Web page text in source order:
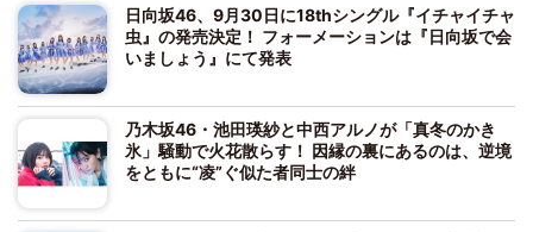
日向坂46、9月30日に18thシングル『イチャイチャ
虫』の発売決定！ フォーメーションは『日向坂で会
いましょう』にて発表
乃木坂46・池田瑛紗と中西アルノが「真冬のかき
氷」騒動で火花散らす！ 因縁の裏にあるのは、逆境
をともに“凌”ぐ似た者同士の絆